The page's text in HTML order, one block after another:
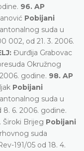
96. AP
Pobijani
suda u
002, od 21. 3. 2006.
Đurđija Grabovac
Okružnog
godine. 98. AP
Pobijani
suda u
6. 2006. godine.
Široki Brijeg Pobijani
suda
191/05 od 18. 4.